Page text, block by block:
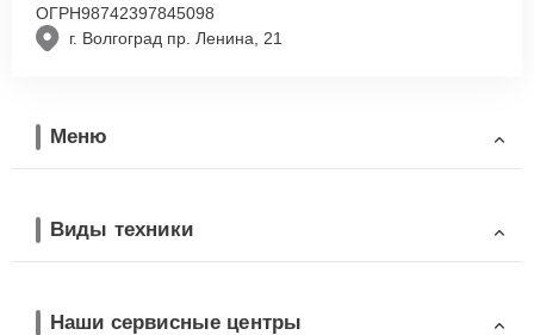
г. Волгоград пр. Ленина, 21
ОГРН98742397845098
Меню
Виды техники
Наши сервисные центры